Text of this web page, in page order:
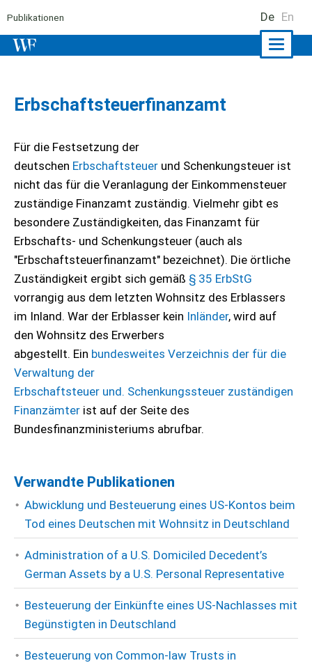
Publikationen De En
Erbschaftsteuerfinanzamt
Für die Festsetzung der
deutschen Erbschaftsteuer und Schenkungsteuer ist
nicht das für die Veranlagung der Einkommensteuer
zuständige Finanzamt zuständig. Vielmehr gibt es
besondere Zuständigkeiten, das Finanzamt für
Erbschafts- und Schenkungsteuer (auch als
"Erbschaftsteuerfinanzamt" bezeichnet). Die örtliche
Zuständigkeit ergibt sich gemäß § 35 ErbStG
vorrangig aus dem letzten Wohnsitz des Erblassers
im Inland. War der Erblasser kein Inländer, wird auf
den Wohnsitz des Erwerbers
abgestellt. Ein bundesweites Verzeichnis der für die
Verwaltung der
Erbschaftsteuer und. Schenkungssteuer zuständigen
Finanzämter ist auf der Seite des
Bundesfinanzministeriums abrufbar.
Verwandte Publikationen
Abwicklung und Besteuerung eines US-Kontos beim
Tod eines Deutschen mit Wohnsitz in Deutschland
Administration of a U.S. Domiciled Decedent’s
German Assets by a U.S. Personal Representative
Besteuerung der Einkünfte eines US-Nachlasses mit
Begünstigten in Deutschland
Besteuerung von Common-law Trusts in